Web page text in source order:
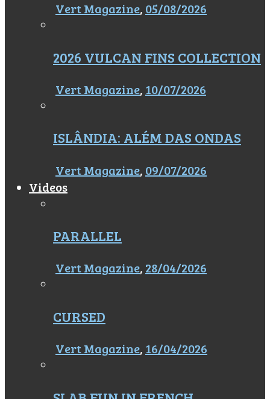
Vert Magazine, 05/08/2026
2026 VULCAN FINS COLLECTION
Vert Magazine, 10/07/2026
ISLÂNDIA: ALÉM DAS ONDAS
Vert Magazine, 09/07/2026
Videos
PARALLEL
Vert Magazine, 28/04/2026
CURSED
Vert Magazine, 16/04/2026